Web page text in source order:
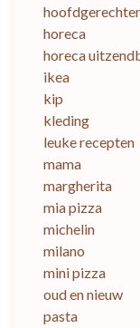
horeca
horeca
ikea
kip
kleding
leuke recepten
mama
margherita
mia pizza
michelin
milano
mini pizza
oud en nieuw
pasta